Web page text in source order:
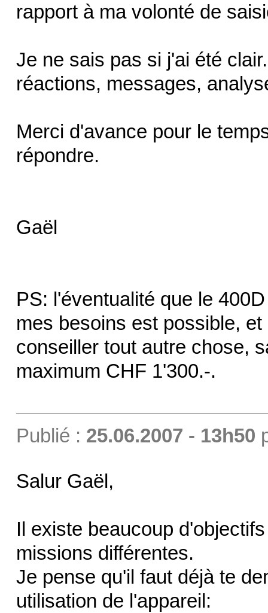
rapport à ma volonté de
Je ne sais pas si j'ai été
réactions, messages,
Merci d'avance pour le
répondre.
Gaël
PS: l'éventualité que le
mes besoins est possible,
conseiller tout autre chose,
maximum CHF 1'300.-.
Publié : 25.06.2007 - 13h50
Salur Gaël,
Il existe beaucoup
missions différentes.
Je pense qu'il faut déjà te
utilisation de l'appareil: